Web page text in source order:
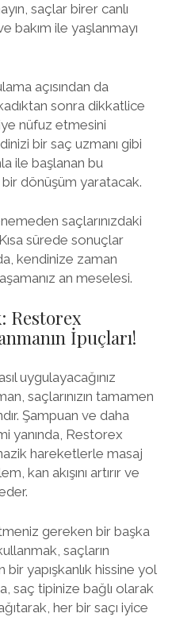
saçlar birer canlı
bakım ile yaşlanmayı
açısından da
sonra dikkatlice
nüfuz etmesini
bir saç uzmanı gibi
ile başlanan bu
dönüşüm yaratacak.
saçlarınızdaki
sürede sonuçlar
kendinize zaman
an meselesi.
Restorex
İpuçları!
uygulayacağınız
saçlarınızın tamamen
Şampuan ve daha
yanında, Restorex
hareketlerle masaj
kan akışını artırır ve
gereken bir başka
saçların
bir yapışkanlık hissine yol
saç tipinize bağlı olarak
her bir saçı iyice